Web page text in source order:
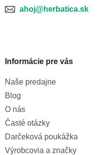
ahoj@herbatica.sk
Informácie pre vás
Naše predajne
Blog
O nás
Časté otázky
Darčeková poukážka
Výrobcovia a značky